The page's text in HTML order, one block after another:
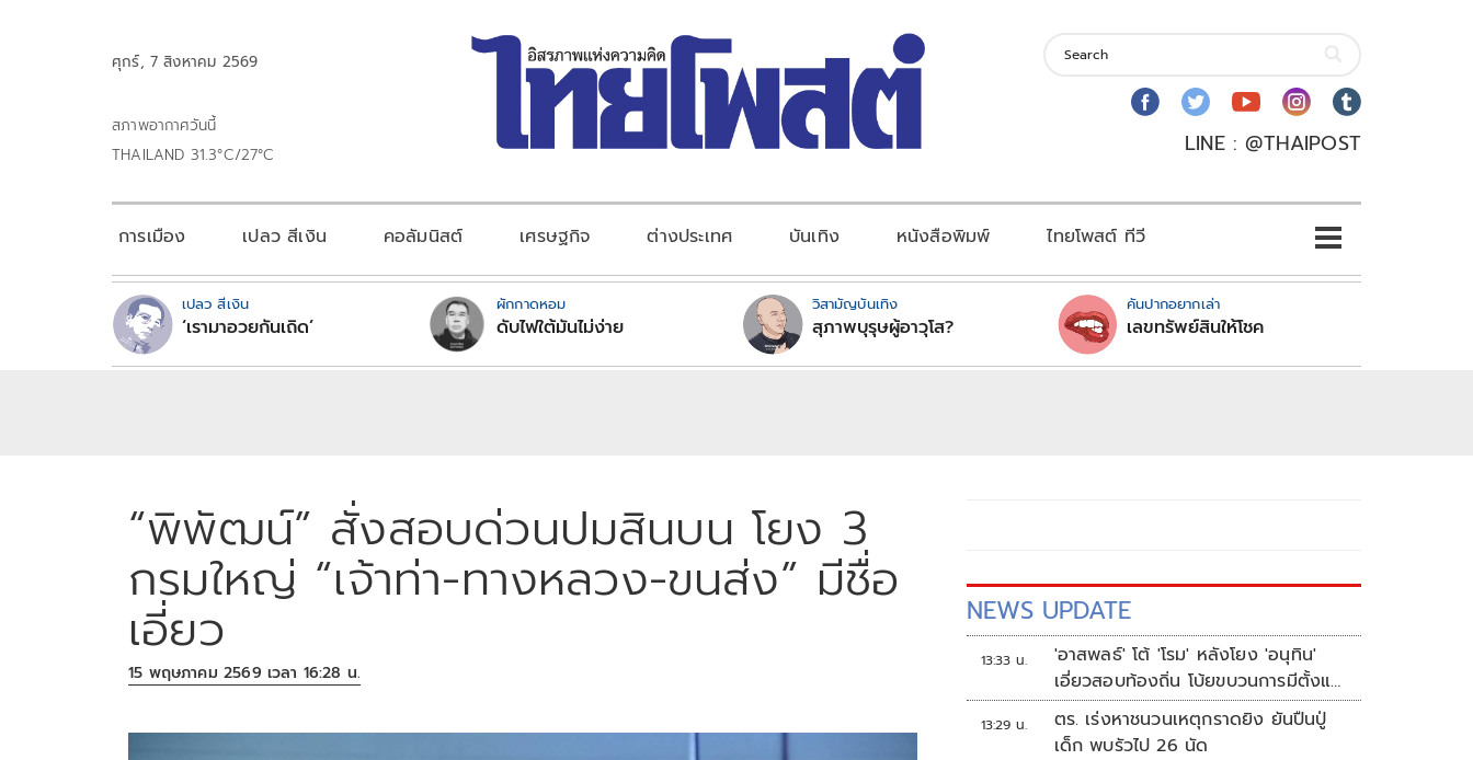
ศุกร์, 7 สิงหาคม 2569
สภาพอากาศวันนี้
THAILAND 31.3°C/27°C
LINE : @THAIPOST
การเมือง เปลว สีเงิน คอลัมนิสต์ เศรษฐกิจ ต่างประเทศ บันเทิง หนังสือพิมพ์ ไทยโพสต์ ทีวี
เปลว สีเงิน
‘เรามาอวยกันเถิด’
ผักกาดหอม
ดับไฟใต้มันไม่ง่าย
วิสามัญบันเทิง
สุภาพบุรุษผู้อาวุโส?
คันปากอยากเล่า
เลขทรัพย์สินให้โชค
“พิพัฒน์” สั่งสอบด่วนปมสินบน โยง 3
กรมใหญ่ “เจ้าท่า-ทางหลวง-ขนส่ง” มีชื่อ
เอี่ยว
15 พฤษภาคม 2569 เวลา 16:28 น.
NEWS UPDATE
13:33 น.
'อาสพลธ์' โต้ 'โรม' หลังโยง 'อนุทิน'
เอี่ยวสอบท้องถิ่น โบ้ยขบวนการมีตั้งแต่
ปี 62-64
13:29 น.
ตร. เร่งหาชนวนเหตุกราดยิง ยันปืนปู่
เด็ก พบรัวไป 26 นัด